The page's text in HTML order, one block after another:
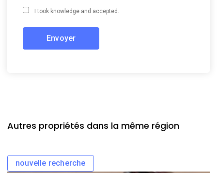
I took knowledge and accepted.
Autres propriétés dans la même région
nouvelle recherche